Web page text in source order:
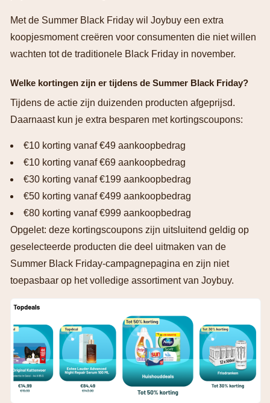
Met de Summer Black Friday wil Joybuy een extra
koopjesmoment creëren voor consumenten die niet willen
wachten tot de traditionele Black Friday in november.
Welke kortingen zijn er tijdens de Summer Black Friday?
Tijdens de actie zijn duizenden producten afgeprijsd.
Daarnaast kun je extra besparen met kortingscoupons:
€10 korting vanaf €49 aankoopbedrag
€10 korting vanaf €69 aankoopbedrag
€30 korting vanaf €199 aankoopbedrag
€50 korting vanaf €499 aankoopbedrag
€80 korting vanaf €999 aankoopbedrag
Opgelet: deze kortingscoupons zijn uitsluitend geldig op
geselecteerde producten die deel uitmaken van de
Summer Black Friday-campagnepagina en zijn niet
toepasbaar op het volledige assortiment van Joybuy.